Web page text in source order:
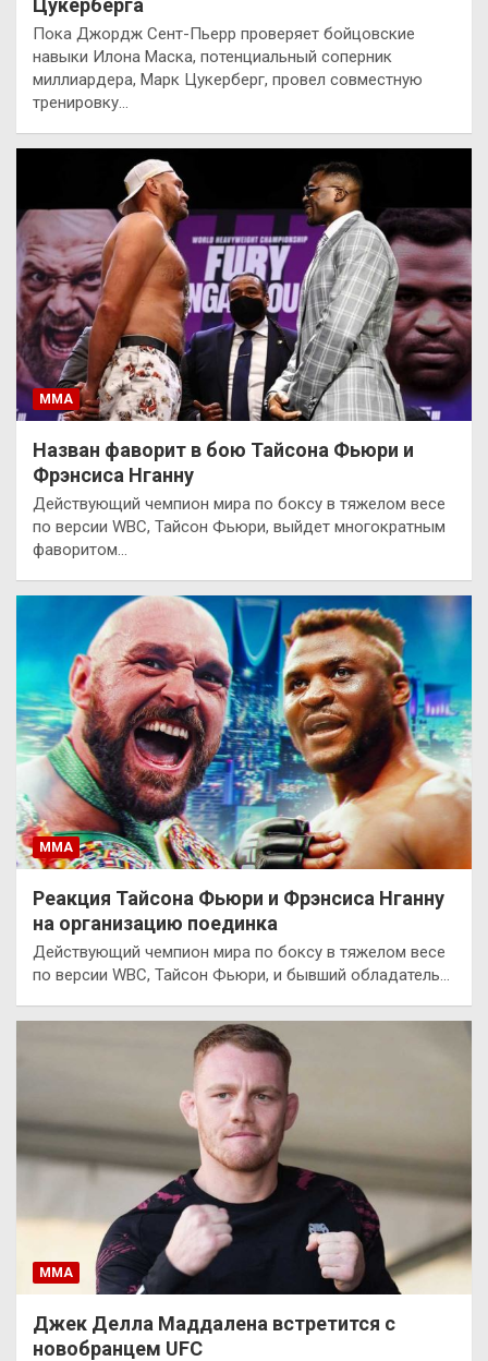
Пока Джордж Сент-Пьерр проверяет бойцовские
навыки Илона Маска, потенциальный соперник
миллиардера, Марк Цукерберг, провел совместную
тренировку…
ММА
Назван фаворит в бою Тайсона Фьюри и
Фрэнсиса Нганну
Действующий чемпион мира по боксу в тяжелом весе
по версии WBC, Тайсон Фьюри, выйдет многократным
фаворитом…
ММА
Реакция Тайсона Фьюри и Фрэнсиса Нганну
на организацию поединка
Действующий чемпион мира по боксу в тяжелом весе
по версии WBC, Тайсон Фьюри, и бывший обладатель…
ММА
Джек Делла Маддалена встретится с
новобранцем UFC